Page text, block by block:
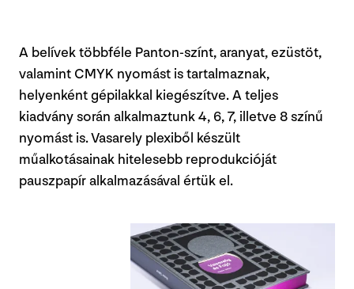
A belívek többféle Panton-színt, aranyat, ezüstöt,
valamint CMYK nyomást is tartalmaznak,
helyenként gépilakkal kiegészítve. A teljes
kiadvány során alkalmaztunk 4, 6, 7, illetve 8 színű
nyomást is. Vasarely plexiből készült
műalkotásainak hitelesebb reprodukcióját
pauszpapír alkalmazásával értük el.